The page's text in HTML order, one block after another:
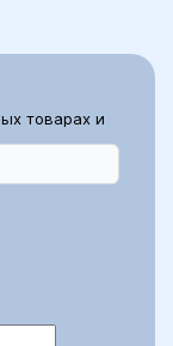
товарах и